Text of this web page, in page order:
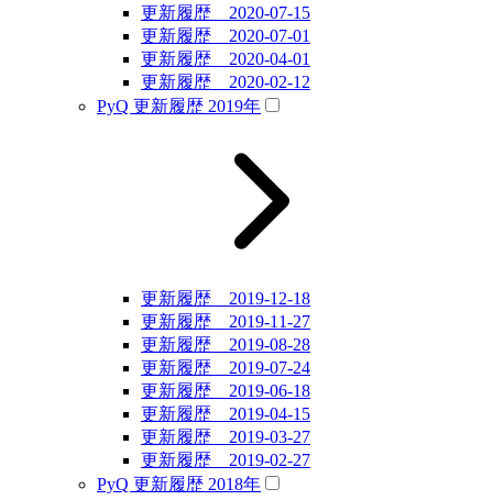
更新履歴 2020-07-15
更新履歴 2020-07-01
更新履歴 2020-04-01
更新履歴 2020-02-12
PyQ 更新履歴 2019年
更新履歴 2019-12-18
更新履歴 2019-11-27
更新履歴 2019-08-28
更新履歴 2019-07-24
更新履歴 2019-06-18
更新履歴 2019-04-15
更新履歴 2019-03-27
更新履歴 2019-02-27
PyQ 更新履歴 2018年